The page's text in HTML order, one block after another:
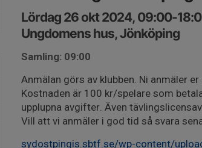
Lördag 26 okt 2024, 09:00-
Ungdomens hus, Jönköping
Samling: 09:00
Anmälan görs av klubben. Ni anmäler
Kostnaden är 100 kr/spelare som
upplupna avgifter. Även
Vill att vi anmäler i god tid så svara
sydostpingis.sbtf.se/wp-content/